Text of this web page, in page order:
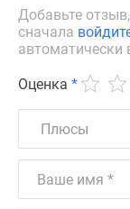
Добавьте
сначала
автоматически
Оценка *